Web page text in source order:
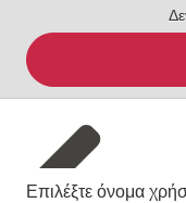
Επιλέξτε όνομα